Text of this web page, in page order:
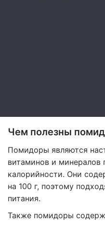
Чем полезны
Помидоры являются
витаминов и минералов
калорийности. Они
на 100 г, поэтому
питания.
Также помидоры